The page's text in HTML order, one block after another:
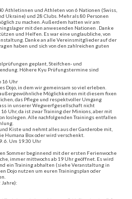
Athletinnen und Athleten von 6 Nationen (Swiss,
Ukraine) und 28 Clubs. Mehr als 80 Personen
zu machen. Außerdem hatten wir am
mit den anwesenden Nationen . Danke
und Helfen. Es war eine unglaubliche, von
Danke an alle Vereinsmitglieder auf der
haben und sich von den zahlreichen guten
geplant, Steifchen- und
Höhere Kyu Prüfungstermine sind
16 Uhr
Dojo, in dem wir gemeinsam so viel erleben.
Möglichkeiten mit diesem fixen
das Pflege und respektvoller Umgang
in unserer Wegwerfgesellschaft nicht
Uhr, da ist zwar Training der Minions, aber mit
loslegen. Alle nachfolgenden Trainings entfallen
Kiste und nehmt alles aus der Garderobe mit,
Humana Box oder wird verschenkt.
6. Um 19.30 Uhr
Sommer beginnend mit der ersten Ferienwoche
immer mittwochs ab 19 Uhr geöffnet. Es wird
ein Training abhalten (siehe Veranstaltung in
Dojo nutzen um euren Trainingsplan oder
Jahre):